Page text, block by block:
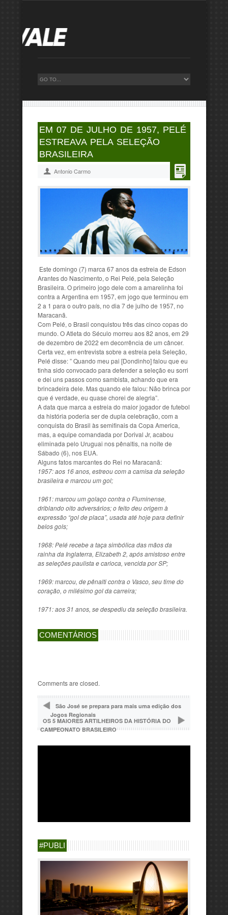
EM 07 DE JULHO DE 1957, PELÉ
ESTREAVA PELA SELEÇÃO
BRASILEIRA
Antonio Carmo
Este domingo (7) marca 67 anos da estreia de Edson
Arantes do Nascimento, o Rei Pelé, pela Seleção
Brasileira. O primeiro jogo dele com a amarelinha foi
contra a Argentina em 1957, em jogo que terminou em
2 a 1 para o outro país, no dia 7 de julho de 1957, no
Maracanã.
Com Pelé, o Brasil conquistou três das cinco copas do
mundo. O Atleta do Século morreu aos 82 anos, em 29
de dezembro de 2022 em decorrência de um câncer.
Certa vez, em entrevista sobre a estreia pela Seleção,
Pelé disse: ” Quando meu pai [Dondinho] falou que eu
tinha sido convocado para defender a seleção eu sorri
e dei uns passos como sambista, achando que era
brincadeira dele. Mas quando ele falou: Não brinca por
que é verdade, eu quase chorei de alegria”.
A data que marca a estreia do maior jogador de futebol
da história poderia ser de dupla celebração, com a
conquista do Brasil às semifinais da Copa America,
mas, a equipe comandada por Dorival Jr, acabou
eliminada pelo Uruguai nos pênaltis, na noite de
Sábado (6), nos EUA.
Alguns fatos marcantes do Rei no Maracanã:
1957: aos 16 anos, estreou com a camisa da seleção
brasileira e marcou um gol;
1961: marcou um golaço contra o Fluminense,
driblando oito adversários; o feito deu origem à
expressão “gol de placa”, usada até hoje para definir
belos gols;
1968: Pelé recebe a taça simbólica das mãos da
rainha da Inglaterra, Elizabeth 2, após amistoso entre
as seleções paulista e carioca, vencida por SP;
1969: marcou, de pênalti contra o Vasco, seu time do
coração, o milésimo gol da carreira;
1971: aos 31 anos, se despediu da seleção brasileira.
COMENTÁRIOS
Comments are closed.
São José se prepara para mais uma edição dos
Jogos Regionais
OS 5 MAIORES ARTILHEIROS DA HISTÓRIA DO
CAMPEONATO BRASILEIRO
#PUBLI